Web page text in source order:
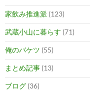
家飲み推進派 (123)
武蔵小山に暮らす (71)
俺のバケツ (55)
まとめ記事 (13)
ブログ (36)